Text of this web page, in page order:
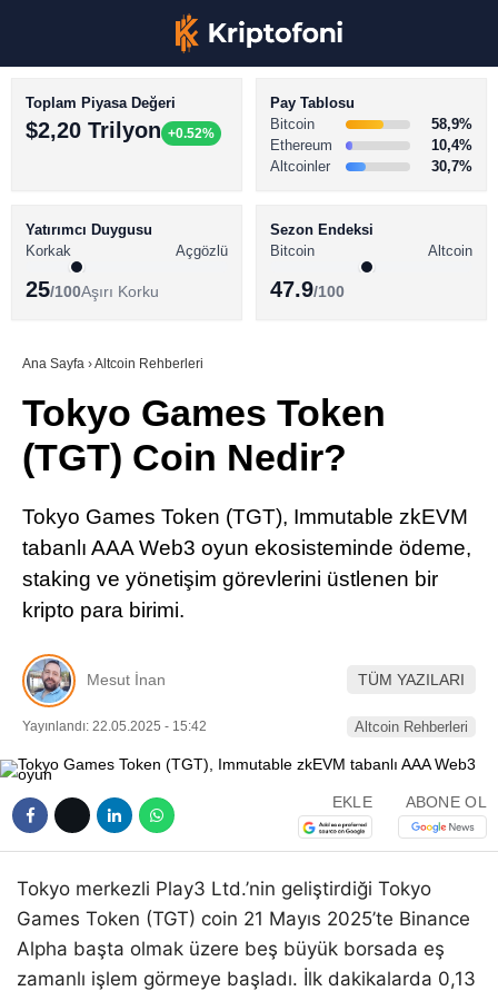
Youtube
TikTok
Pinterest
LinkedIn
BİTCOİN HABERLERİ
ALTCOİN HABERLERİ
SÖZLÜK
Toplam Piyasa Değeri
$2,20 Trilyon +0.52%
Pay Tablosu
Bitcoin
58,9%
Ethereum
10,4%
Altcoinler
30,7%
Yatırımcı Duygusu
Korkak
Açgözlü
25/100Aşırı Korku
Sezon Endeksi
Bitcoin
Altcoin
47.9/100
Ana Sayfa ›Altcoin Rehberleri
Tokyo Games Token
(TGT) Coin Nedir?
Tokyo Games Token (TGT), Immutable zkEVM
tabanlı AAA Web3 oyun ekosisteminde ödeme,
staking ve yönetişim görevlerini üstlenen bir
kripto para birimi.
Mesut İnan TÜM YAZILARI
Yayınlandı: 22.05.2025 - 15:42 Altcoin Rehberleri
EKLE ABONE OL
Tokyo merkezli Play3 Ltd.’nin geliştirdiği Tokyo
Games Token (TGT) coin 21 Mayıs 2025’te Binance
Alpha başta olmak üzere beş büyük borsada eş
zamanlı işlem görmeye başladı. İlk dakikalarda 0,13